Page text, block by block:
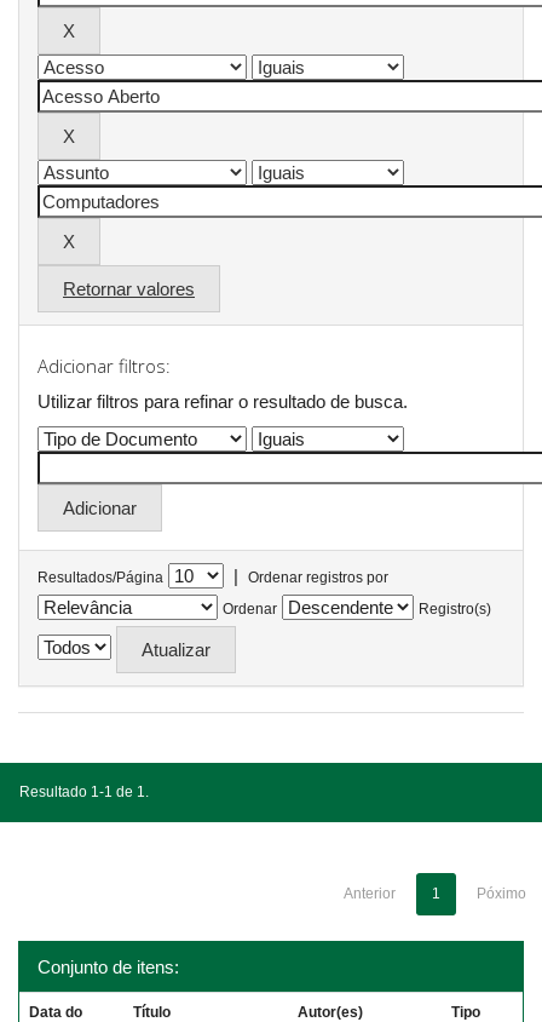
Retornar valores
Adicionar filtros:
Utilizar filtros para refinar o resultado de busca.
Resultados/Página |
Ordenar registros por
Ordenar
Registro(s)
Resultado 1-1 de 1.
Anterior 1 Póximo
Conjunto de itens:
Data do
Título Autor(es) Tipo